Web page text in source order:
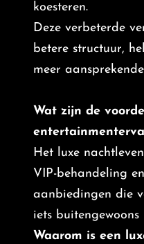
koesteren.
Deze verbeterde
betere structuur,
meer
Wat zijn de
Het luxe
VIP-behandeling
aanbiedingen die
iets buitengewoons
Waarom is een